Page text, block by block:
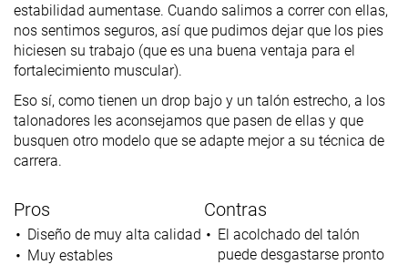
estabilidad aumentase. Cuando salimos a correr con ellas,
nos sentimos seguros, así que pudimos dejar que los pies
hiciesen su trabajo (que es una buena ventaja para el
fortalecimiento muscular).
Eso sí, como tienen un drop bajo y un talón estrecho, a los
talonadores les aconsejamos que pasen de ellas y que
busquen otro modelo que se adapte mejor a su técnica de
carrera.
Pros
Diseño de muy alta calidad
Muy estables
Contras
El acolchado del talón
puede desgastarse pronto